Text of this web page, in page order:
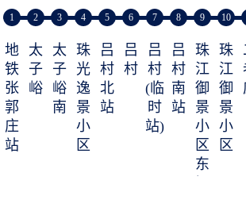
1
地
铁
张
郭
庄
站
2
太
子
峪
3
太
子
峪
南
4
珠
光
逸
景
小
区
5
吕
村
北
站
6
吕
村
7
吕
村
(临
时
站)
8
吕
村
南
站
9
珠
江
御
景
小
区
东
10
珠
江
御
景
小
区